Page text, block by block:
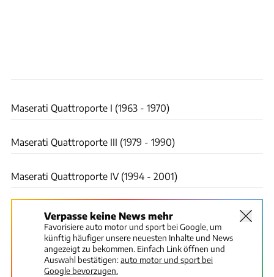
Maserati Quattroporte I (1963 - 1970)
Maserati Quattroporte III (1979 - 1990)
Maserati Quattroporte IV (1994 - 2001)
Verpasse keine News mehr
Favorisiere auto motor und sport bei Google, um
künftig häufiger unsere neuesten Inhalte und News
angezeigt zu bekommen. Einfach Link öffnen und
Auswahl bestätigen:auto motor und sport bei
Google bevorzugen.